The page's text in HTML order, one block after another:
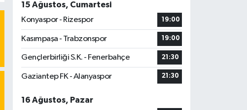
15 Ağustos, Cumartesi
Konyaspor - Rizespor
19:00
Kasımpaşa - Trabzonspor 19:00
Gençlerbirliği S.K. - Fenerbahçe 21:30
Gaziantep FK - Alanyaspor 21:30
16 Ağustos, Pazar